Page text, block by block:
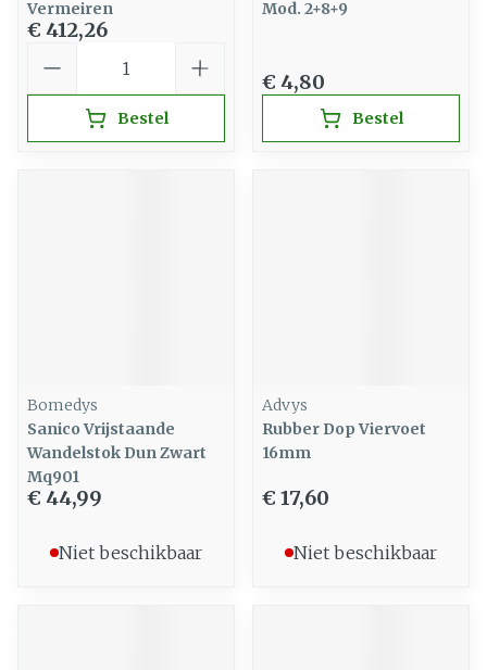
Vermeiren
€ 412,26
Bestel
Mod. 2+8+9
€ 4,80
Bestel
Bomedys
Sanico Vrijstaande
Wandelstok Dun Zwart
Mq901
€ 44,99
Niet beschikbaar
Advys
Rubber Dop Viervoet
16mm
€ 17,60
Niet beschikbaar